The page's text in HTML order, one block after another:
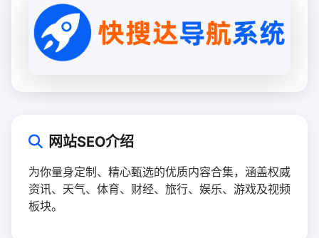
网站SEO介绍
为你量身定制、精心甄选的优质内容合集，涵盖权威
资讯、天气、体育、财经、旅行、娱乐、游戏及视频
板块。